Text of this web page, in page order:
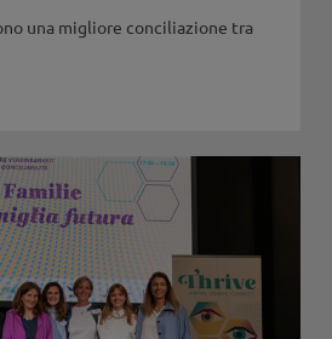
una migliore conciliazione tra